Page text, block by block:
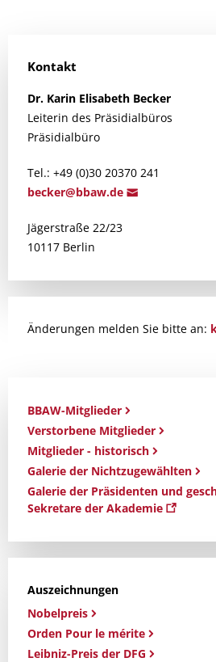
Kontakt
Dr. Karin Elisabeth Becker
Leiterin des Präsidialbüros
Präsidialbüro
Tel.: +49 (0)30 20370 241
becker@bbaw.de
Jägerstraße 22/23
10117 Berlin
Änderungen melden Sie bitte an:
BBAW-Mitglieder
Verstorbene Mitglieder
Mitglieder - historisch
Galerie der Nichtzugewählten
Galerie der Präsidenten und
Sekretare der Akademie
Auszeichnungen
Nobelpreis
Orden Pour le mérite
Leibniz-Preis der DFG